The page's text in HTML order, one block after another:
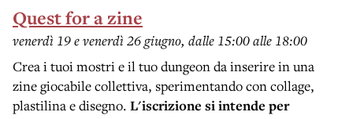
Quest for a zine
venerdì 19 e venerdì 26 giugno, dalle 15:00 alle 18:00
Crea i tuoi mostri e il tuo dungeon da inserire in una
zine giocabile collettiva, sperimentando con collage,
plastilina e disegno. L'iscrizione si intende per